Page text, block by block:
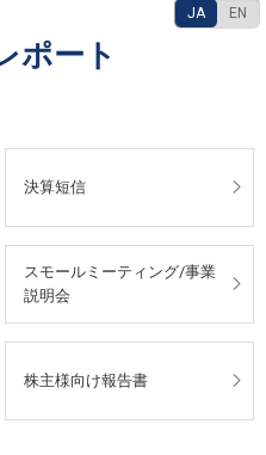
ポート
JA EN
決算短信
スモールミーティング/事業
説明会
株主様向け報告書